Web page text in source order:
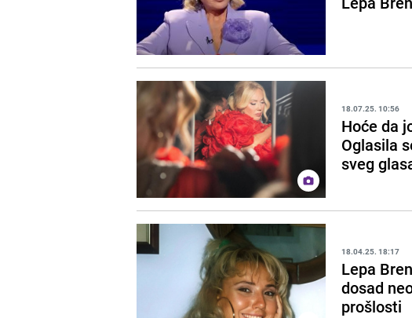
18.07.25. 10:56
Hoće da
Oglasila
sveg
18.04.25. 18:17
Lepa
dosad
prošlosti